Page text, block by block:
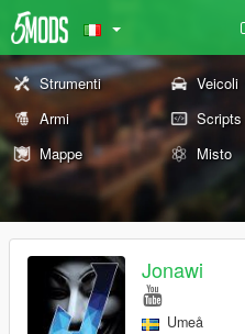
Strumenti Veicoli
Armi
Scripts
Mappe
Misto
Jonawi
Umeå